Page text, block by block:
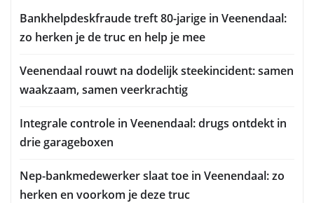
Bankhelpdeskfraude treft 80-jarige in Veenendaal:
zo herken je de truc en help je mee
Veenendaal rouwt na dodelijk steekincident: samen
waakzaam, samen veerkrachtig
Integrale controle in Veenendaal: drugs ontdekt in
drie garageboxen
Nep-bankmedewerker slaat toe in Veenendaal: zo
herken en voorkom je deze truc